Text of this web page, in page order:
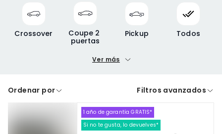
Crossover
Coupe 2
puertas
Pickup Todos
Precio máximo
A crédito De contado
Cdmx y Edo Mex Querétaro
Ver más
Ordenar por Filtros avanzados
1 año de garantía GRATIS*
Si no te gusta, lo devuelves*